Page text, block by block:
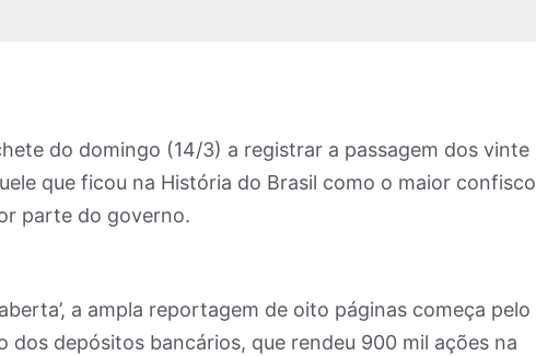
do domingo (14/3) a registrar a passagem dos vinte
que ficou na História do Brasil como o maior confisco
parte do governo.
a ampla reportagem de oito páginas começa pelo
dos depósitos bancários, que rendeu 900 mil ações na